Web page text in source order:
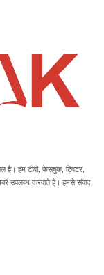
हम टीवी, फेसबुक, ट्विटर,
उपलब्ध करवाते है। हमसे संवाद